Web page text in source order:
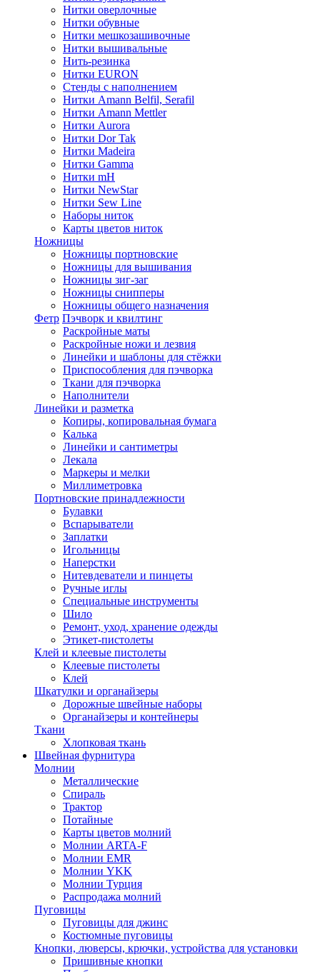
Нитки оверлочные
Нитки обувные
Нитки мешкозашивочные
Нитки вышивальные
Нить-резинка
Нитки EURON
Стенды с наполнением
Нитки Amann Belfil, Serafil
Нитки Amann Mettler
Нитки Aurora
Нитки Dor Tak
Нитки Madeira
Нитки Gamma
Нитки mH
Нитки NewStar
Нитки Sew Line
Наборы ниток
Карты цветов ниток
Ножницы
Ножницы портновские
Ножницы для вышивания
Ножницы зиг-заг
Ножницы снипперы
Ножницы общего назначения
Фетр Пэчворк и квилтинг
Раскройные маты
Раскройные ножи и лезвия
Линейки и шаблоны для стёжки
Приспособления для пэчворка
Ткани для пэчворка
Наполнители
Линейки и разметка
Копиры, копировальная бумага
Калька
Линейки и сантиметры
Лекала
Маркеры и мелки
Миллиметровка
Портновские принадлежности
Булавки
Вспарыватели
Заплатки
Игольницы
Наперстки
Нитевдеватели и пинцеты
Ручные иглы
Специальные инструменты
Шило
Ремонт, уход, хранение одежды
Этикет-пистолеты
Клей и клеевые пистолеты
Клеевые пистолеты
Клей
Шкатулки и органайзеры
Дорожные швейные наборы
Органайзеры и контейнеры
Ткани
Хлопковая ткань
Швейная фурнитура
Молнии
Металлические
Спираль
Трактор
Потайные
Карты цветов молний
Молнии ARTA-F
Молнии EMR
Молнии YKK
Молнии Турция
Распродажа молний
Пуговицы
Пуговицы для джинс
Костюмные пуговицы
Кнопки, люверсы, крючки, устройства для установки
Пришивные кнопки